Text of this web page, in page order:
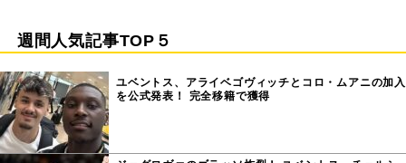
週間人気記事TOP５
ユベントス、アライベゴヴィッチとコロ・ムアニの加入
を公式発表！ 完全移籍で獲得